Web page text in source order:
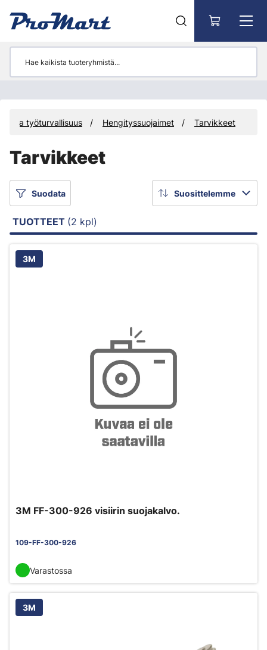
ja työturvallisuus Hengityssuojaimet Tarvikkeet
Tarvikkeet
Suodata Suosittelemme
TUOTTEET (2 kpl)
3M
3M FF-300-926 visiirin suojakalvo.
109-FF-300-926
Varastossa
3M